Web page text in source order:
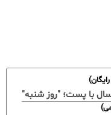
با پست؛ "روز شنبه"